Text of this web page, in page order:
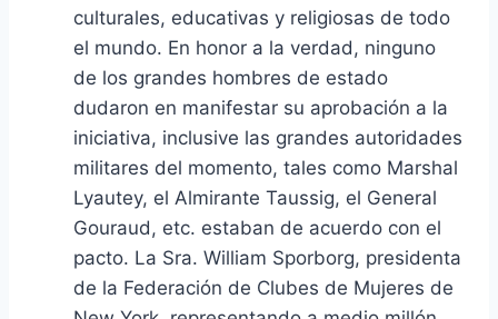
culturales, educativas y religiosas de todo
el mundo. En honor a la verdad, ninguno
de los grandes hombres de estado
dudaron en manifestar su aprobación a la
iniciativa, inclusive las grandes autoridades
militares del momento, tales como Marshal
Lyautey, el Almirante Taussig, el General
Gouraud, etc. estaban de acuerdo con el
pacto. La Sra. William Sporborg, presidenta
de la Federación de Clubes de Mujeres de